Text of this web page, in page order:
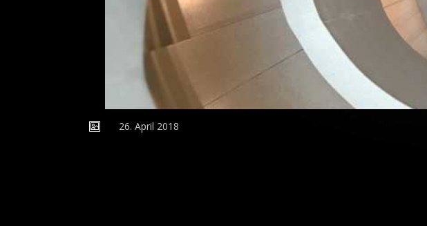
26. April 2018